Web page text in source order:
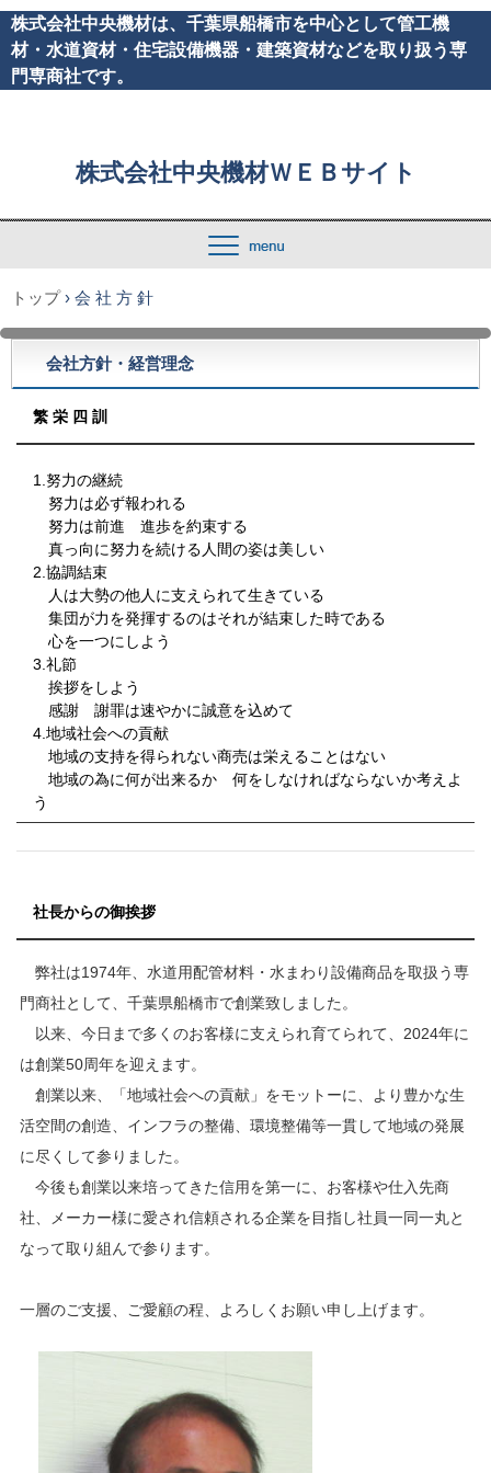
株式会社中央機材は、千葉県船橋市を中心として管工機
材・水道資材・住宅設備機器・建築資材などを取り扱う専
門専商社です。
株式会社中央機材ＷＥＢサイト
トップ › 会 社 方 針
会社方針・経営理念
繁 栄 四 訓
1.努力の継続
努力は必ず報われる
努力は前進 進歩を約束する
真っ向に努力を続ける人間の姿は美しい
2.協調結束
人は大勢の他人に支えられて生きている
集団が力を発揮するのはそれが結束した時である
心を一つにしよう
3.礼節
挨拶をしよう
感謝 謝罪は速やかに誠意を込めて
4.地域社会への貢献
地域の支持を得られない商売は栄えることはない
地域の為に何が出来るか 何をしなければならないか考えよ
う
社長からの御挨拶
弊社は1974年、水道用配管材料・水まわり設備商品を取扱う専
門商社として、千葉県船橋市で創業致しました。
以来、今日まで多くのお客様に支えられ育てられて、2024年に
は創業50周年を迎えます。
創業以来、「地域社会への貢献」をモットーに、より豊かな生
活空間の創造、インフラの整備、環境整備等一貫して地域の発展
に尽くして参りました。
今後も創業以来培ってきた信用を第一に、お客様や仕入先商
社、メーカー様に愛され信頼される企業を目指し社員一同一丸と
なって取り組んで参ります。
一層のご支援、ご愛顧の程、よろしくお願い申し上げます。